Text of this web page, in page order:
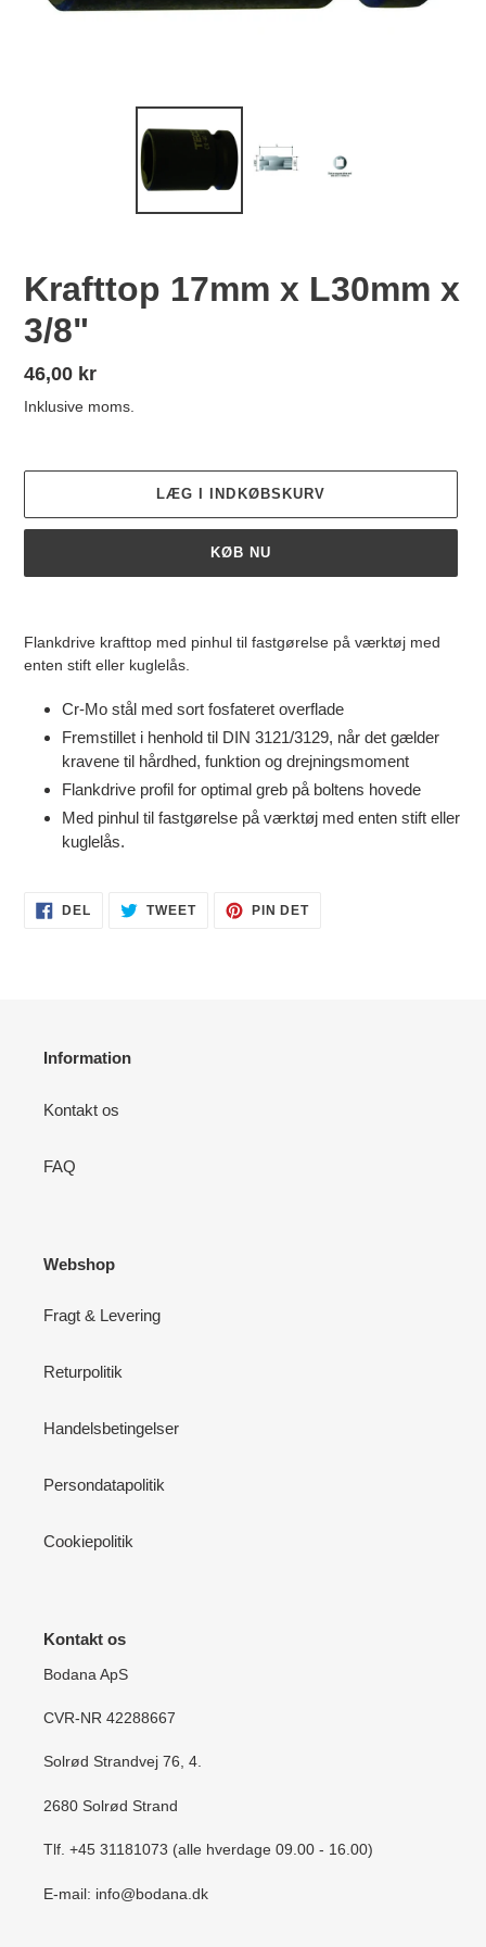
Krafttop 17mm x L30mm x
3/8"
Normalpris
46,00 kr
Inklusive moms.
LÆG I INDKØBSKURV
KØB NU
indkøbskurv
Flankdrive krafttop med pinhul til fastgørelse på værktøj med
enten stift eller kuglelås.
Cr-Mo stål med sort fosfateret overflade
Fremstillet i henhold til DIN 3121/3129, når det gælder
kravene til hårdhed, funktion og drejningsmoment
Flankdrive profil for optimal greb på boltens hovede
Med pinhul til fastgørelse på værktøj med enten stift eller
kuglelås.
DEL TWEETTWEET
PIN DETPIN
Information
Kontakt os
FAQ
Webshop
Fragt & Levering
Returpolitik
Handelsbetingelser
Persondatapolitik
Cookiepolitik
Kontakt os
Bodana ApS
CVR-NR 42288667
Solrød Strandvej 76, 4.
2680 Solrød Strand
Tlf. +45 31181073 (alle hverdage 09.00 - 16.00)
E-mail: info@bodana.dk